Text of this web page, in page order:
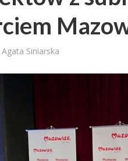
Agata Siniarska